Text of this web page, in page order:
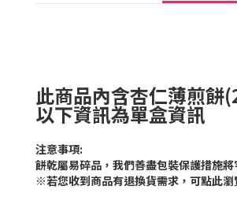
此商品內含杏仁薄煎餅
以下資訊為單盒資訊
注意事項:
餅乾屬易碎品，我們善盡包裝保護措施
※若您收到商品有退換貨需求，可點此瀏